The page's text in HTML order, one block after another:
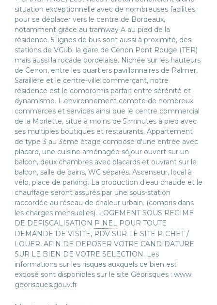
situation exceptionnelle avec de nombreuses facilités
pour se déplacer vers le centre de Bordeaux,
notamment grâce au tramway A au pied de la
résidence. 5 lignes de bus sont aussi à proximité, des
stations de VCub, la gare de Cenon Pont Rouge (TER)
mais aussi la rocade bordelaise. Nichée sur les hauteurs
de Cenon, entre les quartiers pavillonnaires de Palmer,
Saraillère et le centre-ville commerçant, notre
résidence est le compromis parfait entre sérénité et
dynamisme. L.environnement compte de nombreux
commerces et services ainsi que le centre commercial
de la Morlette, situé à moins de 5 minutes à pied avec
ses multiples boutiques et restaurants. Appartement
de type 3 au 3ème étage composé d'une entrée avec
placard, une cuisine aménagée séjour ouvert sur un
balcon, deux chambres avec placards et ouvrant sur le
balcon, salle de bains, WC séparés. Ascenseur, local à
vélo, place de parking. La production d'eau chaude et le
chauffage seront assurés par une sous-station
raccordée au réseau de chaleur urbain. (compris dans
les charges mensuelles). LOGEMENT SOUS REGIME
DE DEFISCALISATION PINEL POUR TOUTE
DEMANDE DE VISITE, RDV SUR LE SITE PICHET /
LOUER, AFIN DE DEPOSER VOTRE CANDIDATURE
SUR LE BIEN DE VOTRE SELECTION. Les
informations sur les risques auxquels ce bien est
exposé sont disponibles sur le site Géorisques : www.
georisques.gouv.fr